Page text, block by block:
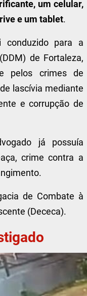
um celular,
e um tablet.
para a
de Fortaleza,
pelos crimes de
lascívia mediante
e corrupção de
já possuía
crime contra a
de Combate à
(Dececa).